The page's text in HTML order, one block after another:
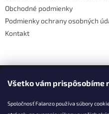
Všetko vám prispôsobíme
Spoločnosť Falanzo používa súbory
Obchodné podmienky
Podmienky ochrany osobných
Kontakt
Facebook